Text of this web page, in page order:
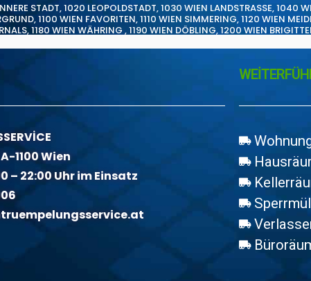
STADT,1020 LEOPOLDSTADT,1030 WIEN LANDSTRASSE,1040
,1100 WIEN FAVORITEN,1110 WIEN SIMMERING,1120 WIEN
,1180 WIEN WÄHRING ,1190 WIEN DÖBLING,1200 WIEN
1100 Wien
– 22:00 Uhr im Einsatz